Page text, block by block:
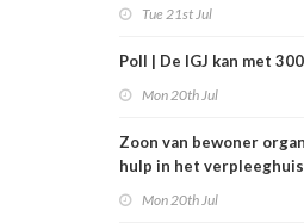
Tue 21st Jul
Poll | De IGJ kan met
Mon 20th Jul
Zoon van bewoner
hulp in het verpleeghuis
Mon 20th Jul